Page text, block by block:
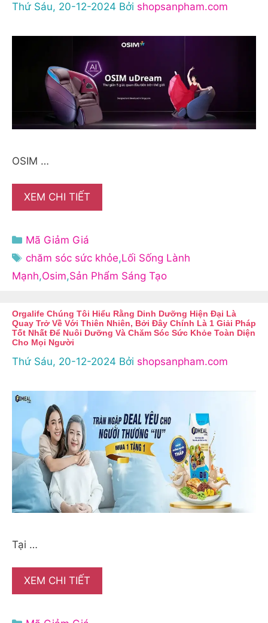
Thứ Sáu, 20-12-2024 Bởi shopsanpham.com
OSIM …
XEM CHI TIẾT
Danh
mục
Mã Giảm Giá
Thẻ
chăm sóc sức khỏe,Lối Sống Lành
Mạnh,Osim,Sản Phẩm Sáng Tạo
Orgalife Chúng Tôi Hiểu Rằng Dinh Dưỡng Hiện Đại Là
Quay Trở Về Với Thiên Nhiên, Bởi Đây Chính Là 1 Giải Pháp
Tốt Nhất Để Nuôi Dưỡng Và Chăm Sóc Sức Khỏe Toàn Diện
Cho Mọi Người
Thứ Sáu, 20-12-2024 Bởi shopsanpham.com
Tại …
XEM CHI TIẾT